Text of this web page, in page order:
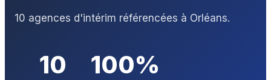
10 agences d'intérim référencées à Orléans.
10 100%